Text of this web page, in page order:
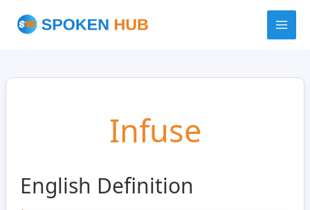
Infuse
English Definition